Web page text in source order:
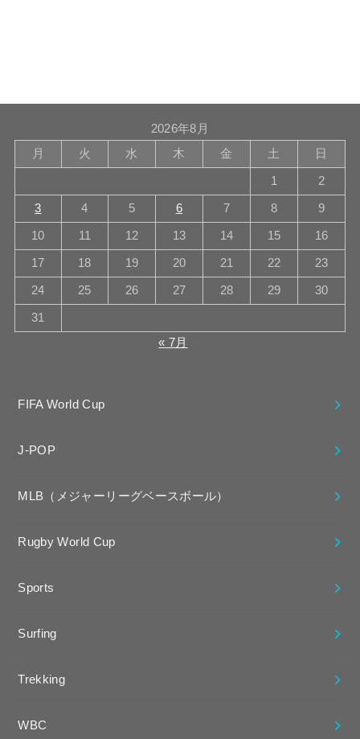
2026年8月
月
火 水 木 金 土 日
1 2
3 4 5 6 7 8 9
10 11 12 13 14 15 16
17 18 19 20 21 22 23
24 25 26 27 28 29 30
31
« 7月
FIFA World Cup
J-POP
MLB（メジャーリーグベースボール）
Rugby World Cup
Sports
Surfing
Trekking
WBC